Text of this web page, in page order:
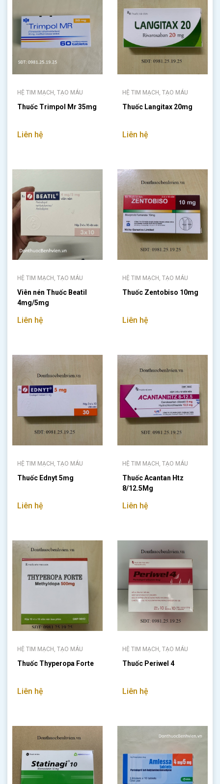
HỆ TIM MẠCH, TẠO MÁU
Thuốc Trimpol Mr 35mg
Liên hệ
HỆ TIM MẠCH, TẠO MÁU
Thuốc Langitax 20mg
Liên hệ
HỆ TIM MẠCH, TẠO MÁU
Viên nén Thuốc Beatil
4mg/5mg
Liên hệ
HỆ TIM MẠCH, TẠO MÁU
Thuốc Zentobiso 10mg
Liên hệ
HỆ TIM MẠCH, TẠO MÁU
Thuốc Ednyt 5mg
Liên hệ
HỆ TIM MẠCH, TẠO MÁU
Thuốc Acantan Htz
8/12.5Mg
Liên hệ
HỆ TIM MẠCH, TẠO MÁU
Thuốc Thyperopa Forte
Liên hệ
HỆ TIM MẠCH, TẠO MÁU
Thuốc Periwel 4
Liên hệ